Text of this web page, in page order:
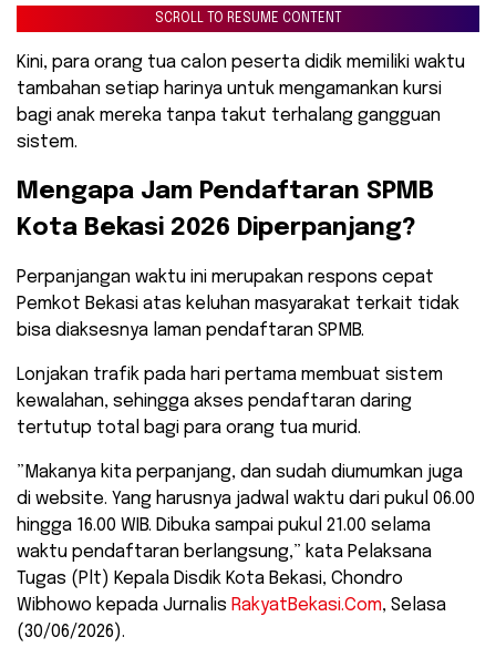
SCROLL TO RESUME CONTENT
Kini, para orang tua calon peserta didik memiliki waktu
tambahan setiap harinya untuk mengamankan kursi
bagi anak mereka tanpa takut terhalang gangguan
sistem.
​Mengapa Jam Pendaftaran SPMB
Kota Bekasi 2026 Diperpanjang?
​Perpanjangan waktu ini merupakan respons cepat
Pemkot Bekasi atas keluhan masyarakat terkait tidak
bisa diaksesnya laman pendaftaran SPMB.
Lonjakan trafik pada hari pertama membuat sistem
kewalahan, sehingga akses pendaftaran daring
tertutup total bagi para orang tua murid.
​”Makanya kita perpanjang, dan sudah diumumkan juga
di website. Yang harusnya jadwal waktu dari pukul 06.00
hingga 16.00 WIB. Dibuka sampai pukul 21.00 selama
waktu pendaftaran berlangsung,” kata Pelaksana
Tugas (Plt) Kepala Disdik Kota Bekasi, Chondro
Wibhowo kepada Jurnalis RakyatBekasi.Com, Selasa
(30/06/2026).